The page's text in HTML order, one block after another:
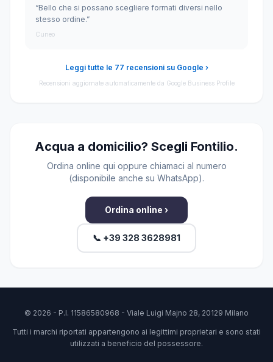
“Bello che si possano scegliere formati diversi nello
stesso ordine.”
Cuneo
Leggi tutte le 77 recensioni su Google ›
Recensioni aggiornate automaticamente da Google Business Profile
Acqua a domicilio? Scegli Fontilio.
Ordina online qui oppure chiamaci al numero
(disponibile anche su WhatsApp).
Ordina online ›
📞 +39 328 3628981
© 2026 - P.I. 11586580968 - Viale Luigi Majno 28, 20129 Milano
Tutti i marchi riportati appartengono ai legittimi proprietari e sono stati
utilizzati a beneficio del possessore.